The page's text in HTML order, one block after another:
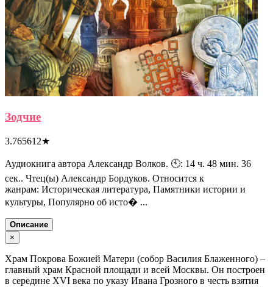
Зодчие
3.765612★
Аудиокнига автора Александр Волков. 🕙: 14 ч. 48 мин. 36
сек.. Чтец(ы) Александр Бордуков. Относится к
жанрам: Историческая литература, Памятники истории и
культуры, Популярно об исто� ...
Описание
×
Храм Покрова Божией Матери (собор Василия Блаженного) –
главный храм Красной площади и всей Москвы. Он построен
в середине XVI века по указу Ивана Грозного в честь взятия